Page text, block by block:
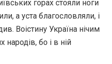
горах стояли ноги
а уста благословляли, і
Воістину Україна нічим
народів, бо і в ній